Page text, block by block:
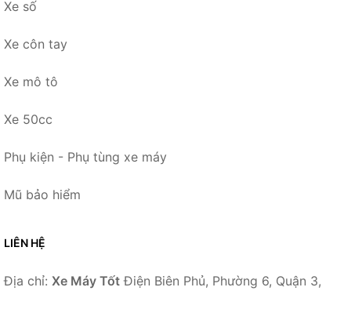
Xe số
Xe côn tay
Xe mô tô
Xe 50cc
Phụ kiện - Phụ tùng xe máy
Mũ bảo hiểm
LIÊN HỆ
Địa chỉ: Xe Máy Tốt Điện Biên Phủ, Phường 6, Quận 3,